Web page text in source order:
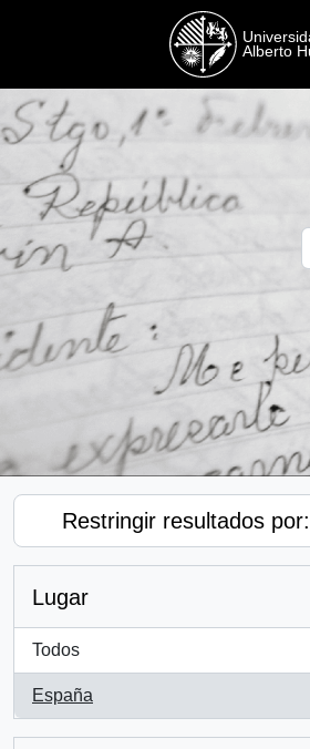
Restringir resultados por:
Lugar
Todos
España
, 1 resultados